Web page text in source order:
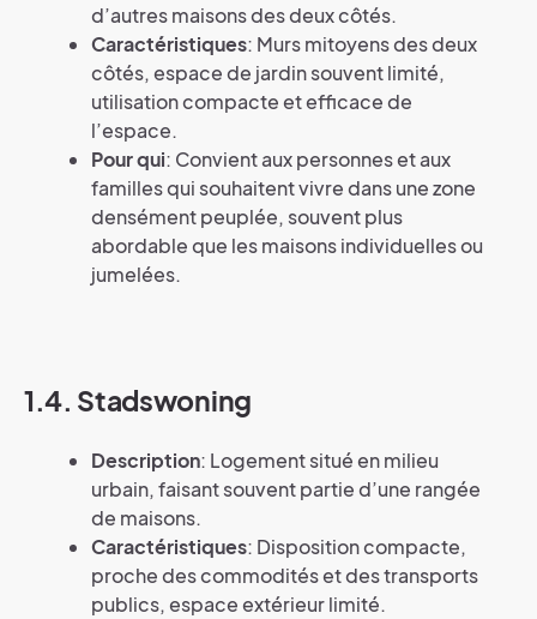
d’autres maisons des deux côtés.
Caractéristiques: Murs mitoyens des deux
côtés, espace de jardin souvent limité,
utilisation compacte et efficace de
l’espace.
Pour qui: Convient aux personnes et aux
familles qui souhaitent vivre dans une zone
densément peuplée, souvent plus
abordable que les maisons individuelles ou
jumelées.
1.4. Stadswoning
Description: Logement situé en milieu
urbain, faisant souvent partie d’une rangée
de maisons.
Caractéristiques: Disposition compacte,
proche des commodités et des transports
publics, espace extérieur limité.